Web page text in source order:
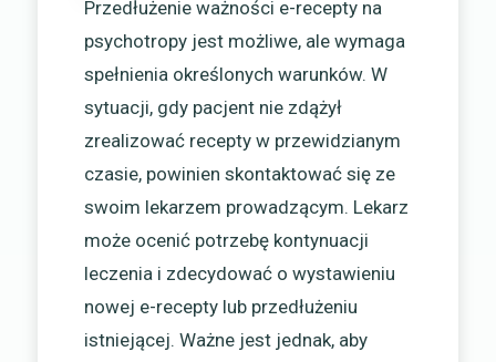
Przedłużenie ważności e-recepty na
psychotropy jest możliwe, ale wymaga
spełnienia określonych warunków. W
sytuacji, gdy pacjent nie zdążył
zrealizować recepty w przewidzianym
czasie, powinien skontaktować się ze
swoim lekarzem prowadzącym. Lekarz
może ocenić potrzebę kontynuacji
leczenia i zdecydować o wystawieniu
nowej e-recepty lub przedłużeniu
istniejącej. Ważne jest jednak, aby